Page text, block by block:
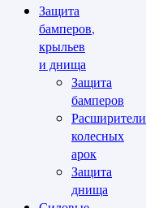
Защита
бамперов,
крыльев
и днища
Защита
бамперов
Расширители
колесных
арок
Защита
днища